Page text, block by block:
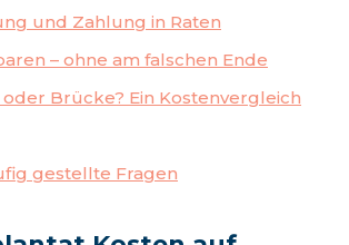
und Zahlung in Raten
– ohne am falschen Ende
Brücke? Ein Kostenvergleich
gestellte Fragen